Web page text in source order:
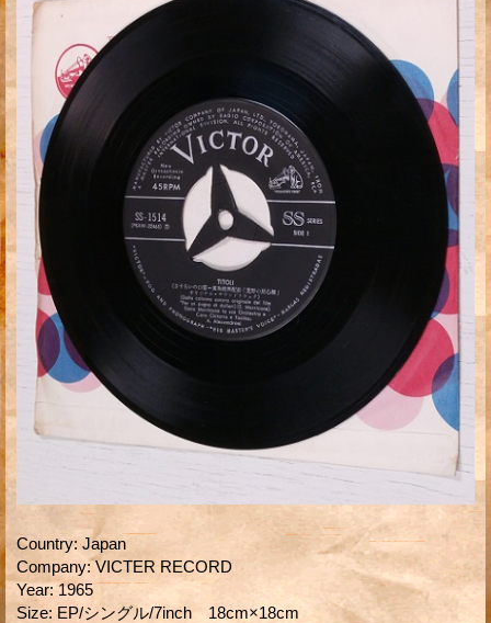
Country: Japan
Company: VICTER RECORD
Year: 1965
Size: EP/シングル/7inch 18cm×18cm